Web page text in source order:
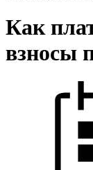
Как
взносы